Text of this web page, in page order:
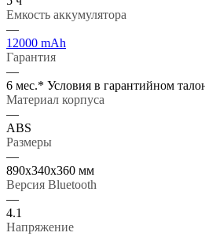
Емкость аккумулятора
—
12000 mAh
Гарантия
—
6 мес.* Условия в гарантийном
Материал корпуса
—
ABS
Размеры
—
890х340х360 мм
Версия Bluetooth
—
4.1
Напряжение